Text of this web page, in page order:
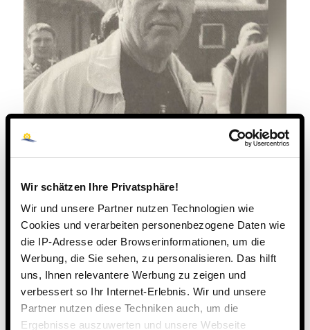
Wir schätzen Ihre Privatsphäre!
Wir und unsere Partner nutzen Technologien wie
Cookies und verarbeiten personenbezogene Daten wie
die IP-Adresse oder Browserinformationen, um die
Werbung, die Sie sehen, zu personalisieren. Das hilft
uns, Ihnen relevantere Werbung zu zeigen und
verbessert so Ihr Internet-Erlebnis. Wir und unsere
Partner nutzen diese Techniken auch, um die
Ergebnisse auszuwerten und unsere Webseite